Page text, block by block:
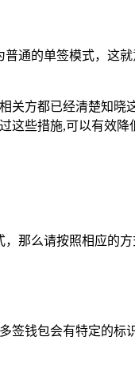
通的单签模式，这
关方都已经清楚知晓
些措施,可以有效降
那么请按照相应的
签钱包会有特定的标